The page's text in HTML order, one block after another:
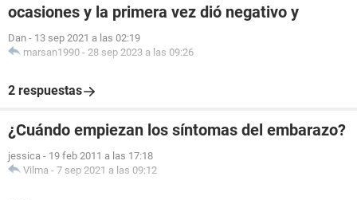
ocasiones y la primera vez dió negativo y
Dan - 13 sep 2021 a las 02:19
marsan1990 - 28 sep 2023 a las 09:26
2 respuestas
¿Cuándo empiezan los síntomas del embarazo?
jessica - 19 feb 2011 a las 17:18
Vilma - 7 sep 2021 a las 09:12